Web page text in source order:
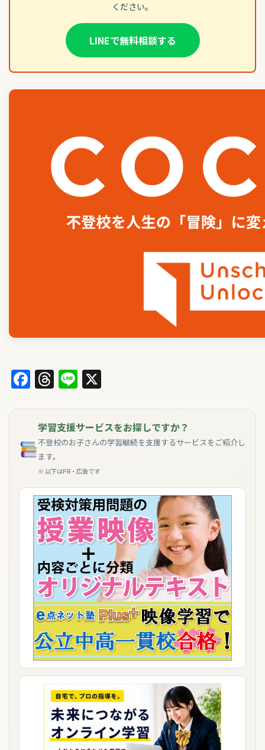
ください。
LINEで無料相談する
Facebook
Threads
Line
学習支援サービスをお探しですか？
不登校のお子さんの学習継続を支援するサービスをご紹介し
ます。
※ 以下はPR・広告です